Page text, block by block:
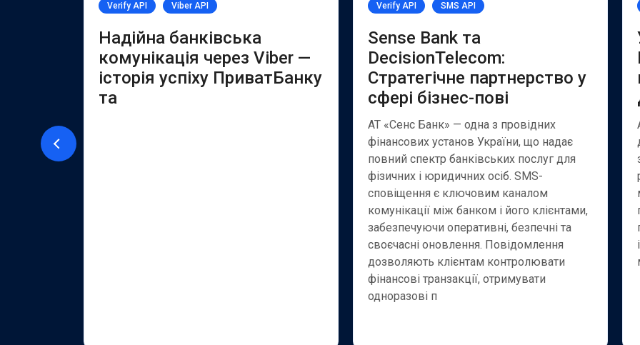
Verify API Viber API
Надійна банківська
комунікація через Viber —
історія успіху ПриватБанку
та
Verify API SMS API
Sense Bank та
DecisionTelecom:
Стратегічне партнерство у
сфері бізнес-пові
АТ «Сенс Банк» — одна з провідних
фінансових установ України, що надає
повний спектр банківських послуг для
фізичних і юридичних осіб. SMS-
сповіщення є ключовим каналом
комунікації між банком і його клієнтами,
забезпечуючи оперативні, безпечні та
своєчасні оновлення. Повідомлення
дозволяють клієнтам контролювати
фінансові транзакції, отримувати
одноразові п